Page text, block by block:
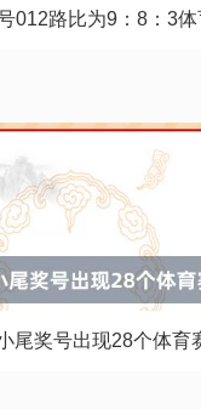
012路比为9：8：3
尾奖号出现28个体育